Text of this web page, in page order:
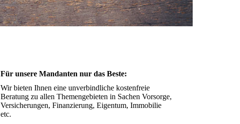
Für unsere Mandanten nur das Beste:
Wir bieten Ihnen eine unverbindliche kostenfreie
Beratung zu allen Themengebieten in Sachen Vorsorge,
Versicherungen, Finanzierung, Eigentum, Immobilie
etc.